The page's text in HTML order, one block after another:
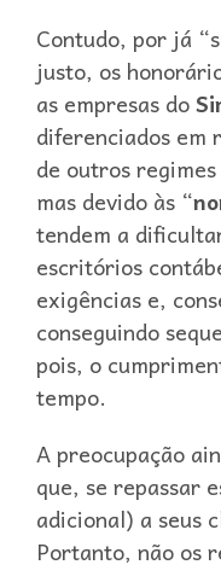
Contudo, por já
justo, os
as empresas do
diferenciados em
de outros
mas devido às “
tendem a
escritórios
exigências e,
conseguindo
pois, o
tempo.
A preocupação
que, se repassar
adicional) a seus
Portanto, não os